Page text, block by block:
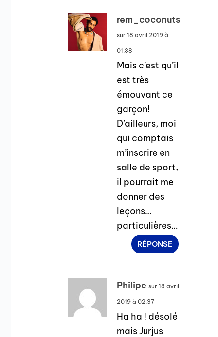
rem_coconuts
sur 18 avril 2019 à
01:38
Mais c’est qu’il
est très
émouvant ce
garçon!
D’ailleurs, moi
qui comptais
m’inscrire en
salle de sport,
il pourrait me
donner des
leçons…
particulières…
RÉPONSE
Philipe sur 18 avril
2019 à 02:37
Ha ha ! désolé
mais Jurjus